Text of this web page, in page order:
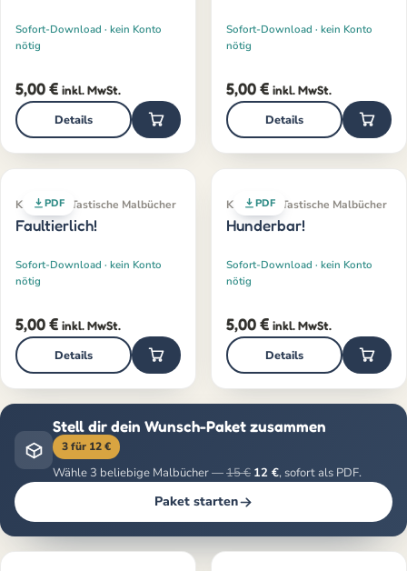
Sofort-Download · kein Konto
nötig
5,00€ inkl. MwSt.
Details
Sofort-Download · kein Konto
nötig
5,00€ inkl. MwSt.
Details
PDF
Klassiker · Tastische Malbücher
Faultierlich!
Sofort-Download · kein Konto
nötig
5,00€ inkl. MwSt.
Details
PDF
Klassiker · Tastische Malbücher
Hunderbar!
Sofort-Download · kein Konto
nötig
5,00€ inkl. MwSt.
Details
Stell dir dein Wunsch-Paket zusammen
3 für 12 €
Wähle 3 beliebige Malbücher —15 € 12 €, sofort als PDF.
Paket starten